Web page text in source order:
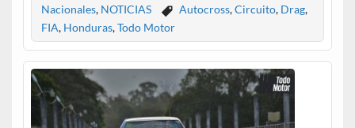
Nacionales, NOTICIAS Autocross,Circuito, Drag,
FIA, Honduras,Todo Motor